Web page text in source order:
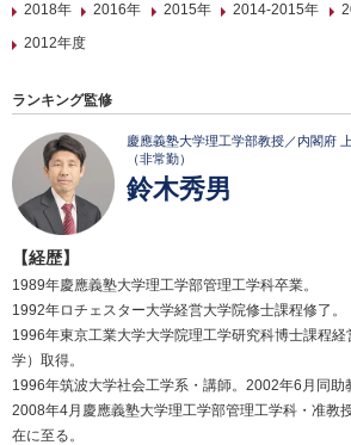
2018年
2016年 2015年 2014-2015年
2012年度
ランキング監修
慶應義塾大学理工学部教授／内閣府
（非常勤）
鈴木秀男
【経歴】
1989年慶應義塾大学理工学部管理工学科卒業。
1992年ロチェスター大学経営大学院修士課程修了。
1996年東京工業大学大学院理工学研究科博士課程
学）取得。
1996年筑波大学社会工学系・講師。2002年6月同助
2008年4月慶應義塾大学理工学部管理工学科・准教
在に至る。